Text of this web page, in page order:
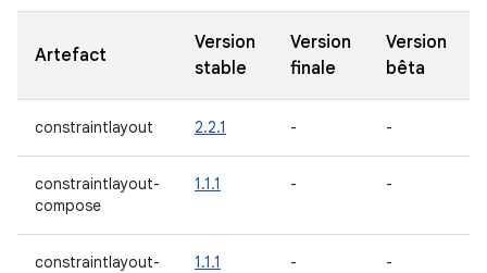
Artefact
Version
stable
Version
finale
Version
bêta
constraintlayout 2.2.1 - -
constraintlayout-
compose
1.1.1 - -
constraintlayout-
1.1.1 - -